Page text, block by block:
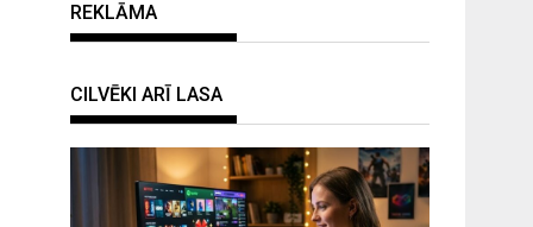
REKLĀMA
CILVĒKI ARĪ LASA